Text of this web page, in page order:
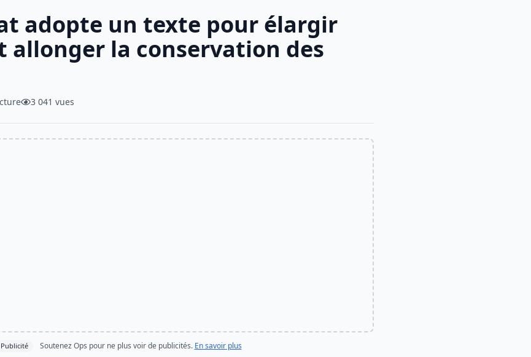
adopte un texte pour élargir
allonger la conservation des
3 041 vues
Publicité Soutenez Ops pour ne plus voir de publicités. En savoir plus